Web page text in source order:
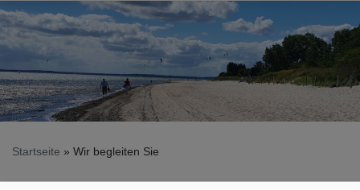
Startseite Wir begleiten Sie